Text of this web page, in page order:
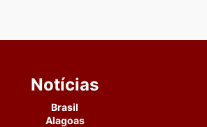
Notícias
Brasil
Alagoas